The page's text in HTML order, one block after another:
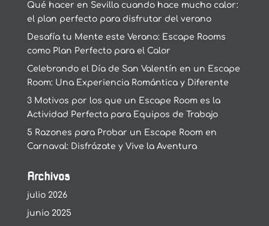
Qué hacer en Sevilla cuando hace mucho calor:
el plan perfecto para disfrutar del verano
Desafía tu Mente este Verano: Escape Rooms
como Plan Perfecto para el Calor
Celebrando el Día de San Valentín en un Escape
Room: Una Experiencia Romántica y Diferente
3 Motivos por los que un Escape Room es la
Actividad Perfecta para Equipos de Trabajo
5 Razones para Probar un Escape Room en
Carnaval: Disfrázate y Vive la Aventura
Archivos
julio 2026
junio 2025